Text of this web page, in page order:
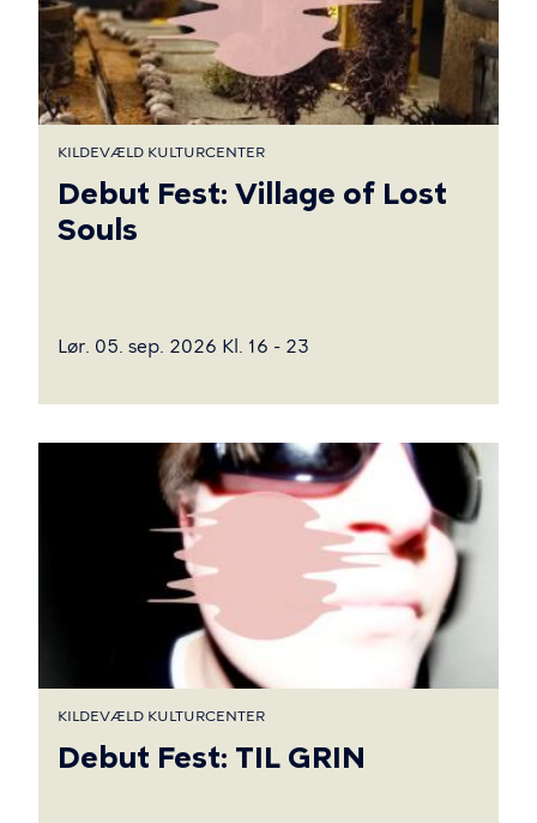
KILDEVÆLD KULTURCENTER
Debut Fest: Village of Lost
Souls
Lør. 05. sep. 2026 Kl. 16 - 23
KILDEVÆLD KULTURCENTER
Debut Fest: TIL GRIN